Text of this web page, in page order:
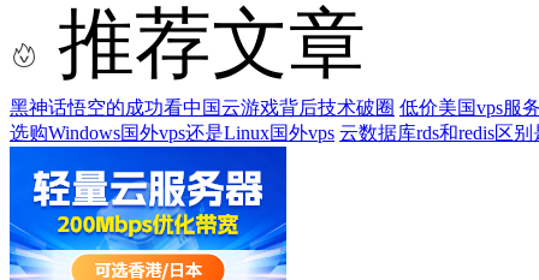
推荐文章
黑神话悟空的成功看中国云游戏背后技术破圈 低价美国vps服
选购Windows国外vps还是Linux国外vps 云数据库rds和redis区